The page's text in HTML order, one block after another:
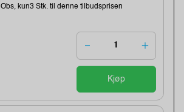
Obs, kun3 Stk. til denne tilbudsprisen
Kjøp